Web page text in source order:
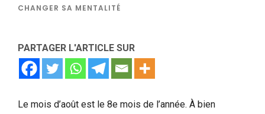
CHANGER SA MENTALITÉ
PARTAGER L'ARTICLE SUR
Le mois d’août est le 8e mois de l’année. À bien